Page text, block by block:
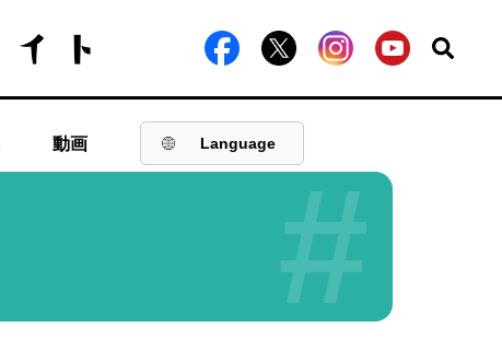
動画 Language
#